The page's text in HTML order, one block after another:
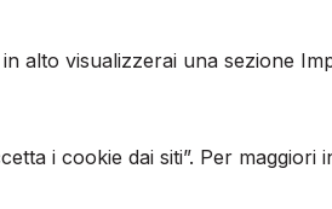
alto visualizzerai una sezione
i cookie dai siti”. Per maggiori